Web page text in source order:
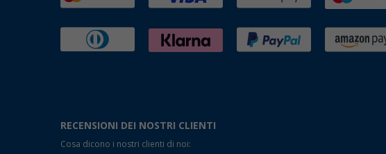
RECENSIONI DEI NOSTRI CLIENTI
Cosa dicono i nostri clienti di noi: